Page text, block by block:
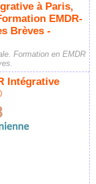
à Paris,
EMDR-
Brèves -
Formation en EMDR
Intégrative